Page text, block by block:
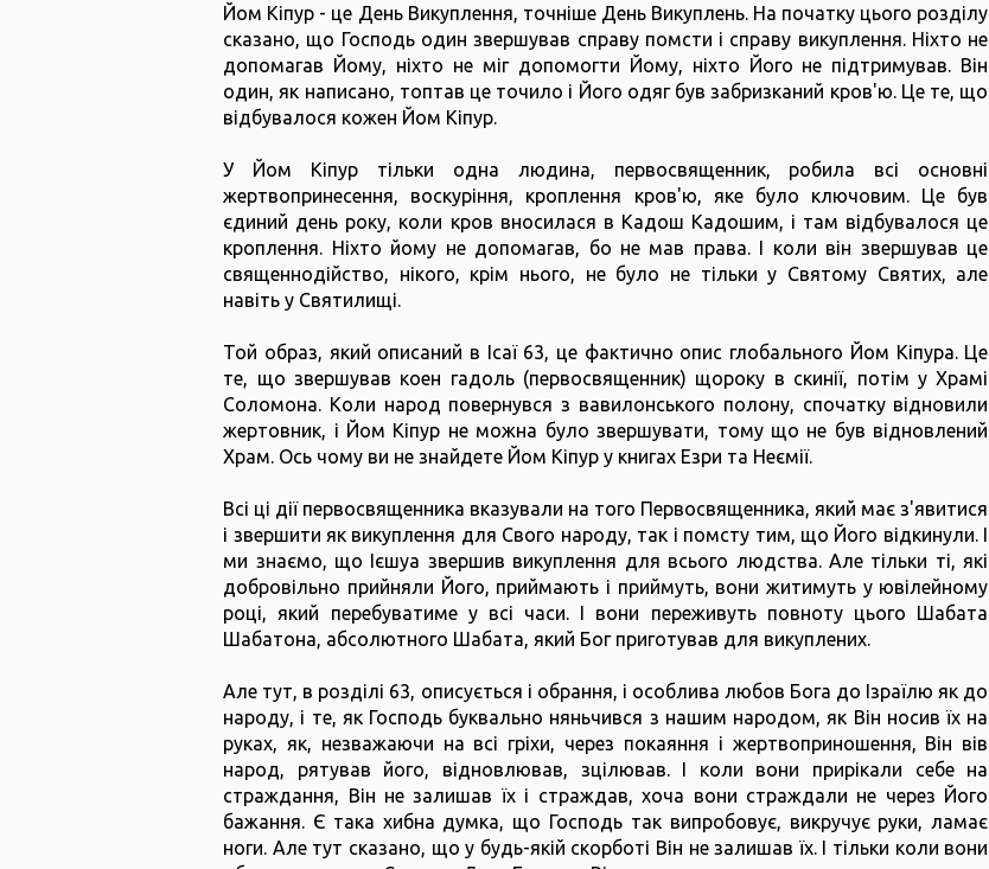
Йом Кіпур - це День Викуплення, точніше День Викуплень. На початку цього розділу
сказано, що Господь один звершував справу помсти і справу викуплення. Ніхто не
допомагав Йому, ніхто не міг допомогти Йому, ніхто Його не підтримував. Він
один, як написано, топтав це точило і Його одяг був забризканий кров'ю. Це те, що
відбувалося кожен Йом Кіпур.
У Йом Кіпур тільки одна людина, первосвященник, робила всі основні
жертвопринесення, воскуріння, кроплення кров'ю, яке було ключовим. Це був
єдиний день року, коли кров вносилася в Кадош Кадошим, і там відбувалося це
кроплення. Ніхто йому не допомагав, бо не мав права. І коли він звершував це
священнодійство, нікого, крім нього, не було не тільки у Святому Святих, але
навіть у Святилищі.
Той образ, який описаний в Ісаї 63, це фактично опис глобального Йом Кіпура. Це
те, що звершував коен гадоль (первосвященник) щороку в скинії, потім у Храмі
Соломона. Коли народ повернувся з вавилонського полону, спочатку відновили
жертовник, і Йом Кіпур не можна було звершувати, тому що не був відновлений
Храм. Ось чому ви не знайдете Йом Кіпур у книгах Езри та Неємії.
Всі ці дії первосвященника вказували на того Первосвященника, який має з'явитися
і звершити як викуплення для Свого народу, так і помсту тим, що Його відкинули. І
ми знаємо, що Ієшуа звершив викуплення для всього людства. Але тільки ті, які
добровільно прийняли Його, приймають і приймуть, вони житимуть у ювілейному
році, який перебуватиме у всі часи. І вони переживуть повноту цього Шабата
Шабатона, абсолютного Шабата, який Бог приготував для викуплених.
Але тут, в розділі 63, описується і обрання, і особлива любов Бога до Ізраїлю як до
народу, і те, як Господь буквально няньчився з нашим народом, як Він носив їх на
руках, як, незважаючи на всі гріхи, через покаяння і жертвоприношення, Він вів
народ, рятував його, відновлював, зцілював. І коли вони прирікали себе на
страждання, Він не залишав їх і страждав, хоча вони страждали не через Його
бажання. Є така хибна думка, що Господь так випробовує, викручує руки, ламає
ноги. Але тут сказано, що у будь-якій скорботі Він не залишав їх. І тільки коли вони